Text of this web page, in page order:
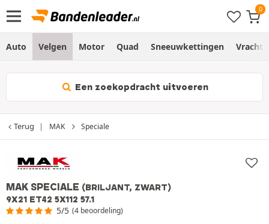
Auto Velgen Motor Quad Sneeuwkettingen
Een zoekopdracht uitvoeren
Terug MAK Speciale
MAK SPECIALE (BRILJANT, ZWART)
9X21 ET42 5X112 57.1
5/5 (4 beoordeling)